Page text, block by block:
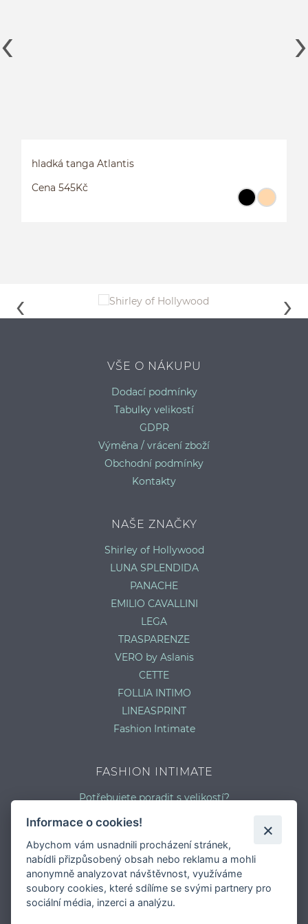
hladká tanga Atlantis
Cena 545Kč
VŠE O NÁKUPU
Dodací podmínky
Tabulky velikostí
GDPR
Výměna / vrácení zboží
Obchodní podmínky
Kontakty
NAŠE ZNAČKY
Shirley of Hollywood
LUNA SPLENDIDA
PANACHE
EMILIO CAVALLINI
LEGA
TRASPARENZE
VERO by Aslanis
CETTE
FOLLIA INTIMO
LINEASPRINT
Fashion Intimate
FASHION INTIMATE
Potřebujete poradit s velikostí?
Jaký typ kalhotek je pro vás vhodný?
Typy podprsenek
Druhy plavek
Typy punčocháčů
Informace o cookies!
Abychom vám usnadnili procházení stránek,
nabídli přizpůsobený obsah nebo reklamu a mohli
anonymně analyzovat návštěvnost, využíváme
soubory cookies, které sdílíme se svými partnery pro
sociální média, inzerci a analýzu.